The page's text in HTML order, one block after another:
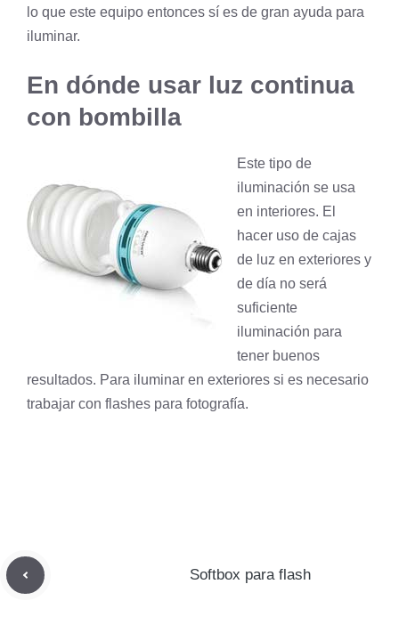
lo que este equipo entonces sí es de gran ayuda para
iluminar.
En dónde usar luz continua
con bombilla
Este tipo de
iluminación se usa
en interiores. El
hacer uso de cajas
de luz en exteriores y
de día no será
suficiente
iluminación para
tener buenos
resultados. Para iluminar en exteriores si es necesario
trabajar con flashes para fotografía.
Softbox para flash